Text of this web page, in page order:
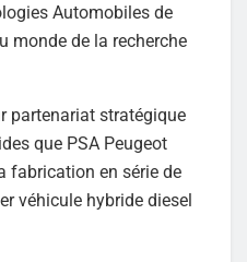
Automobiles de
monde de la recherche
partenariat stratégique
que PSA Peugeot
fabrication en série de
véhicule hybride diesel